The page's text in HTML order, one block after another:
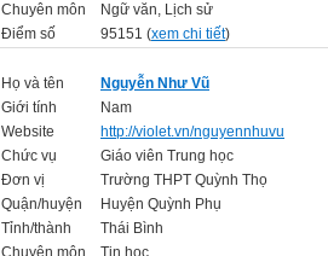
Chuyên môn
Ngữ văn, Lịch sử
Điểm số
95151 (xem chi tiết)
Họ và tên
Nguyễn Như Vũ
Giới tính
Nam
Website
http://violet.vn/nguyennhuvu
Chức vụ
Giáo viên Trung học
Đơn vị
Trường THPT Quỳnh Thọ
Quận/huyện
Huyện Quỳnh Phụ
Tỉnh/thành
Thái Bình
Chuyên môn
Tin học